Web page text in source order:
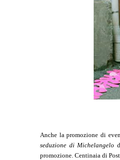
Anche la promozione di
seduzione di Michelangelo
promozione. Centinaia di